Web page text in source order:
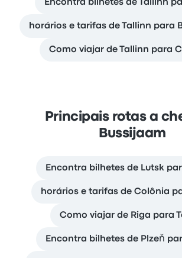
Encontra bilhetes de Tallinn
horários e tarifas de Tallinn para
Como viajar de Tallinn para
Principais rotas a
Bussijaam
Encontra bilhetes de Lutsk
horários e tarifas de Colônia
Como viajar de Riga para
Encontra bilhetes de Plzeň